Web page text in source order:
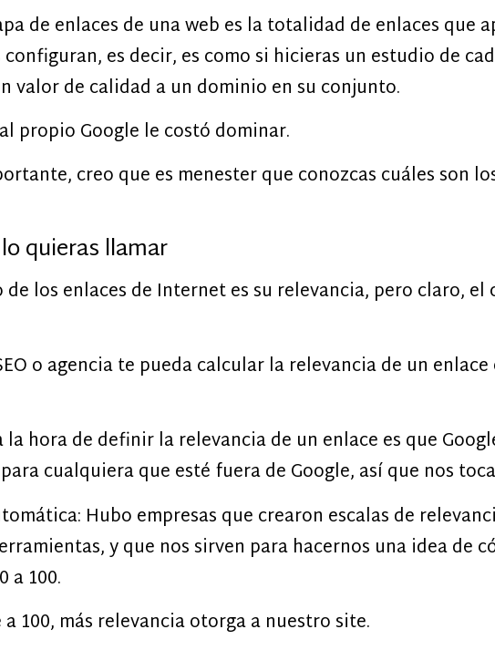
de enlaces de una web es la totalidad de enlaces que
es decir, es como si hicieras un estudio de
valor de calidad a un dominio en su conjunto.
propio Google le costó dominar.
creo que es menester que conozcas cuáles son
quieras llamar
los enlaces de Internet es su relevancia, pero claro, el
o agencia te pueda calcular la relevancia de un
hora de definir la relevancia de un enlace es que
cualquiera que esté fuera de Google, así que nos
Hubo empresas que crearon escalas de
y que nos sirven para hacernos una idea de
a 100.
100, más relevancia otorga a nuestro site.